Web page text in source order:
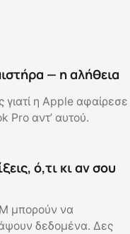
— η αλήθεια
η Apple αφαίρεσε
Pro αντ’ αυτού.
ό,τι κι αν σου
μπορούν να
δεδομένα. Δες